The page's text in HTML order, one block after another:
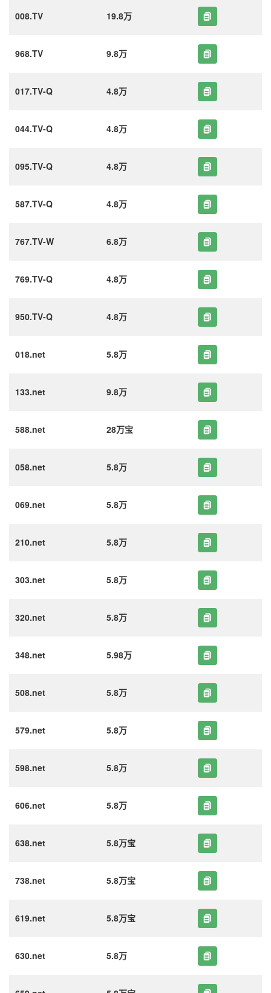
008.TV 19.8万
968.TV 9.8万
017.TV-Q 4.8万
044.TV-Q 4.8万
095.TV-Q 4.8万
587.TV-Q 4.8万
767.TV-W 6.8万
769.TV-Q 4.8万
950.TV-Q 4.8万
018.net 5.8万
133.net 9.8万
588.net 28万宝
058.net 5.8万
069.net 5.8万
210.net 5.8万
303.net 5.8万
320.net 5.8万
348.net 5.98万
508.net 5.8万
579.net 5.8万
598.net 5.8万
606.net 5.8万
638.net 5.8万宝
738.net 5.8万宝
619.net 5.8万宝
630.net 5.8万